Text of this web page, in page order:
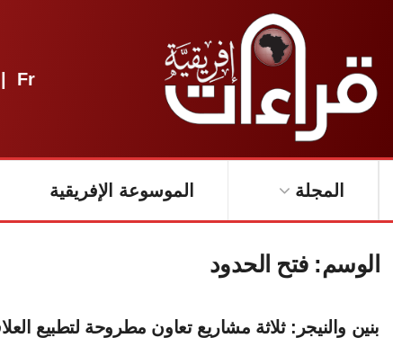
| Fr
المجلة الموسوعة الإفريقية
الوسم:فتح الحدود
بنين والنيجر: ثلاثة مشاريع تعاون مطروحة لتطبيع